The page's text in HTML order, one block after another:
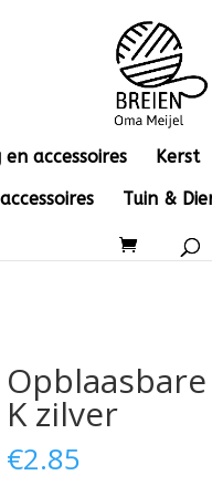
en accessoires Kerst
Tuin &
K zilver
€2.85